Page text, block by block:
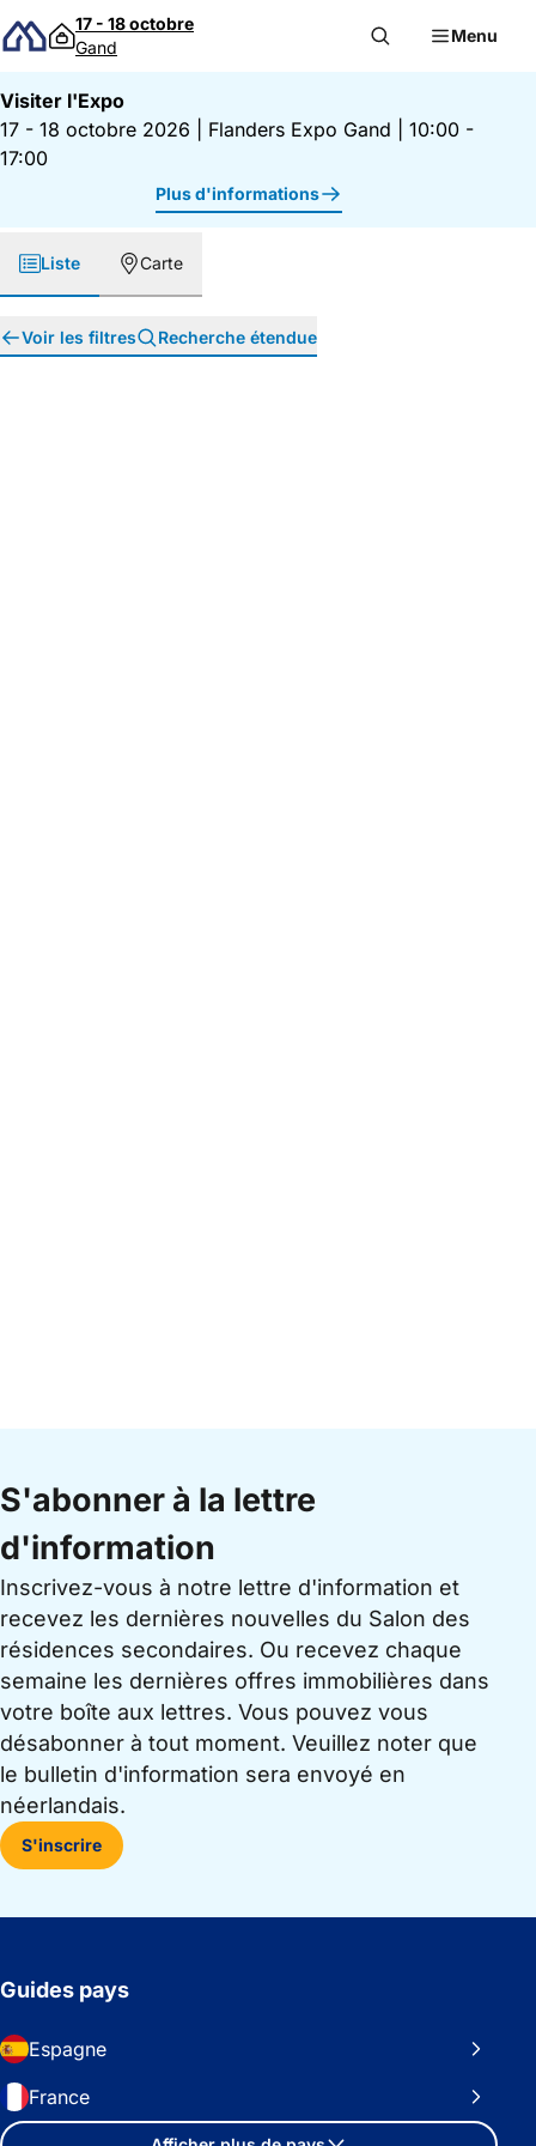
Passer au contenu
17 - 18 octobre
Gand
Menu
Visiter l'Expo
17 - 18 octobre 2026
Flanders Expo Gand
10:00 -
17:00
Plus d'informations
Liste Carte
Voir les filtres Recherche étendue
S'abonner à la lettre
d'information
Inscrivez-vous à notre lettre d'information et
recevez les dernières nouvelles du Salon des
résidences secondaires. Ou recevez chaque
semaine les dernières offres immobilières dans
votre boîte aux lettres. Vous pouvez vous
désabonner à tout moment. Veuillez noter que
le bulletin d'information sera envoyé en
néerlandais.
S'inscrire
Guides pays
Espagne
France